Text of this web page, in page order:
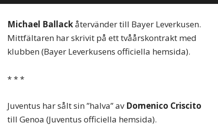
Michael Ballackåtervänder till Bayer Leverkusen.
Mittfältaren har skrivit på ett tvåårskontrakt med
klubben (Bayer Leverkusens officiella hemsida).
* * *
Juventus har sålt sin ”halva” av Domenico Criscito
till Genoa (Juventus officiella hemsida).